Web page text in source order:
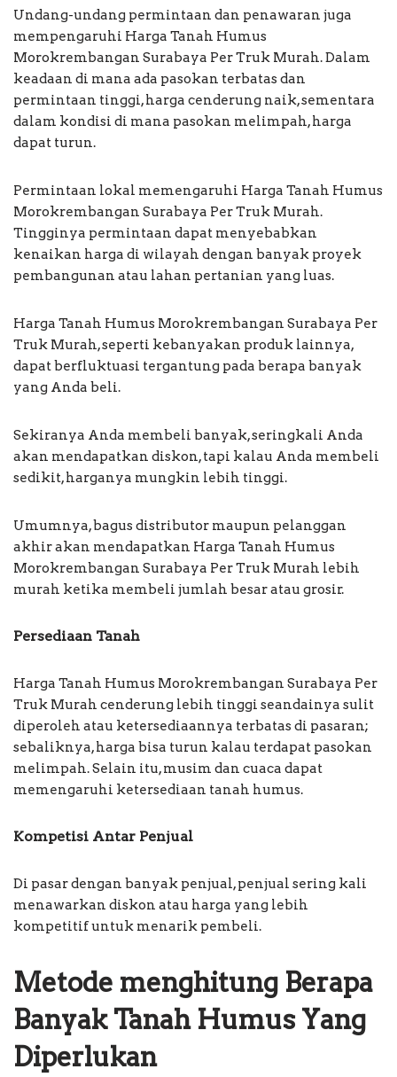
Undang-undang permintaan dan penawaran juga
mempengaruhi Harga Tanah Humus
Morokrembangan Surabaya Per Truk Murah. Dalam
keadaan di mana ada pasokan terbatas dan
permintaan tinggi, harga cenderung naik, sementara
dalam kondisi di mana pasokan melimpah, harga
dapat turun.
Permintaan lokal memengaruhi Harga Tanah Humus
Morokrembangan Surabaya Per Truk Murah.
Tingginya permintaan dapat menyebabkan
kenaikan harga di wilayah dengan banyak proyek
pembangunan atau lahan pertanian yang luas.
Harga Tanah Humus Morokrembangan Surabaya Per
Truk Murah, seperti kebanyakan produk lainnya,
dapat berfluktuasi tergantung pada berapa banyak
yang Anda beli.
Sekiranya Anda membeli banyak, seringkali Anda
akan mendapatkan diskon, tapi kalau Anda membeli
sedikit, harganya mungkin lebih tinggi.
Umumnya, bagus distributor maupun pelanggan
akhir akan mendapatkan Harga Tanah Humus
Morokrembangan Surabaya Per Truk Murah lebih
murah ketika membeli jumlah besar atau grosir.
Persediaan Tanah
Harga Tanah Humus Morokrembangan Surabaya Per
Truk Murah cenderung lebih tinggi seandainya sulit
diperoleh atau ketersediaannya terbatas di pasaran;
sebaliknya, harga bisa turun kalau terdapat pasokan
melimpah. Selain itu, musim dan cuaca dapat
memengaruhi ketersediaan tanah humus.
Kompetisi Antar Penjual
Di pasar dengan banyak penjual, penjual sering kali
menawarkan diskon atau harga yang lebih
kompetitif untuk menarik pembeli.
Metode menghitung Berapa
Banyak Tanah Humus Yang
Diperlukan